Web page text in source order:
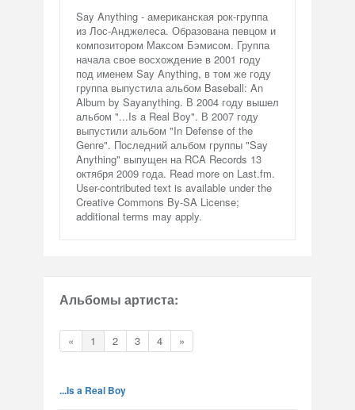
Say Anything - американская рок-группа
из Лос-Анджелеса. Образована певцом и
композитором Максом Бэмисом. Группа
начала свое восхождение в 2001 году
под именем Say Anything, в том же году
группа выпустила альбом Baseball: An
Album by Sayanything. В 2004 году вышел
альбом "...Is a Real Boy". В 2007 году
выпустили альбом "In Defense of the
Genre". Последний альбом группы "Say
Anything" выпущен на RCA Records 13
октября 2009 года. Read more on Last.fm.
User-contributed text is available under the
Creative Commons By-SA License;
additional terms may apply.
Альбомы артиста:
« 1 2 3 4 »
...Is a Real Boy